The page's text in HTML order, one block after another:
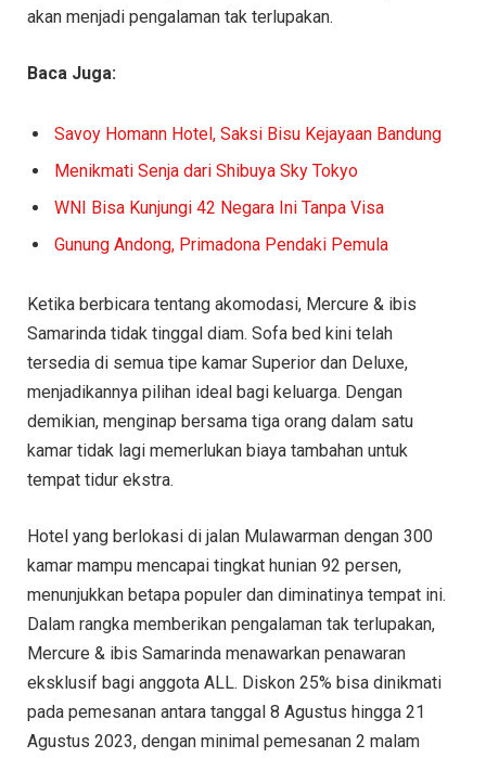
akan menjadi pengalaman tak terlupakan.
Baca Juga:
Savoy Homann Hotel, Saksi Bisu Kejayaan Bandung
Menikmati Senja dari Shibuya Sky Tokyo
WNI Bisa Kunjungi 42 Negara Ini Tanpa Visa
Gunung Andong, Primadona Pendaki Pemula
Ketika berbicara tentang akomodasi, Mercure & ibis
Samarinda tidak tinggal diam. Sofa bed kini telah
tersedia di semua tipe kamar Superior dan Deluxe,
menjadikannya pilihan ideal bagi keluarga. Dengan
demikian, menginap bersama tiga orang dalam satu
kamar tidak lagi memerlukan biaya tambahan untuk
tempat tidur ekstra.
Hotel yang berlokasi di jalan Mulawarman dengan 300
kamar mampu mencapai tingkat hunian 92 persen,
menunjukkan betapa populer dan diminatinya tempat ini.
Dalam rangka memberikan pengalaman tak terlupakan,
Mercure & ibis Samarinda menawarkan penawaran
eksklusif bagi anggota ALL. Diskon 25% bisa dinikmati
pada pemesanan antara tanggal 8 Agustus hingga 21
Agustus 2023, dengan minimal pemesanan 2 malam